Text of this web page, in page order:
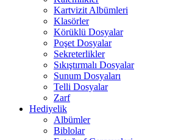
Kartvizit Albümleri
Klasörler
Körüklü Dosyalar
Poşet Dosyalar
Sekreterlikler
Sıkıştırmalı Dosyalar
Sunum Dosyaları
Telli Dosyalar
Zarf
Hediyelik
Albümler
Biblolar